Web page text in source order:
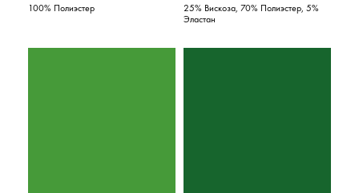
100% Полиэстер
25% Вискоза, 70% Полиэстер, 5%
Эластан